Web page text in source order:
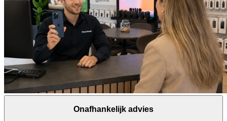
Onafhankelijk advies